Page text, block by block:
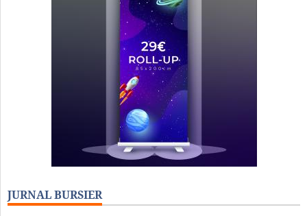
JURNAL BURSIER